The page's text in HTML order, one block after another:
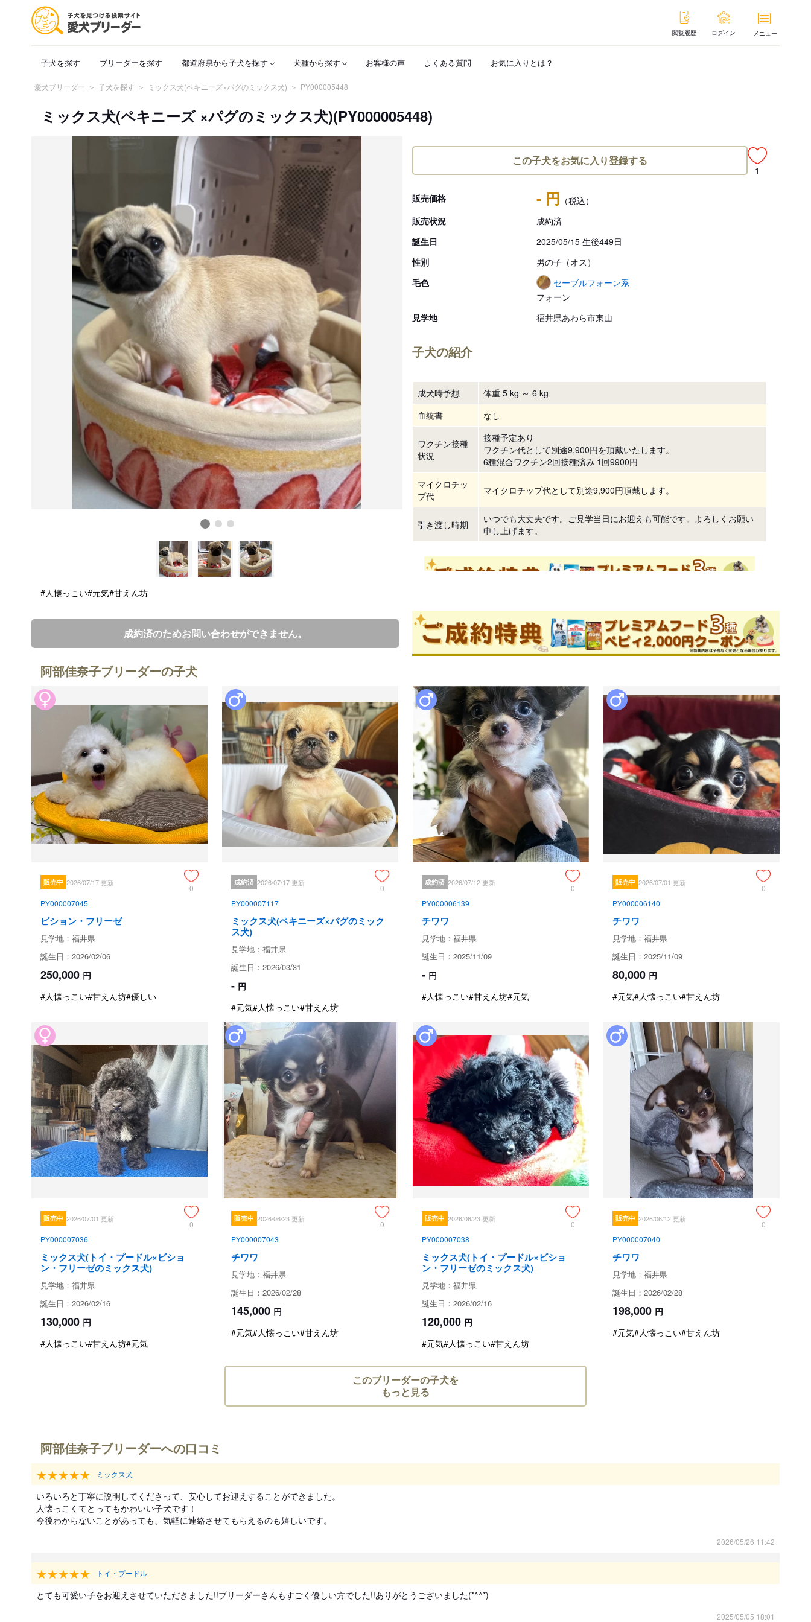
閲覧履歴 ログイン メニュー
子犬を探す ブリーダーを探す 都道府県から子犬を探す 犬種から探す お客様の声 よくある質問 お気に入りとは？
愛犬ブリーダー 子犬を探す ミックス犬(ペキニーズ×パグのミックス犬) PY000005448
ミックス犬(ペキニーズ ×パグのミックス犬)(PY000005448)
#人懐っこい#元気#甘えん坊
この子犬をお気に入り登録する
1
販売価格 - 円 （税込）
販売状況
成約済
誕生日
2025/05/15 生後449日
性別
男の子（オス）
毛色
セーブルフォーン系
フォーン
見学地
福井県あわら市東山
子犬の紹介
成犬時予想
体重 5 kg ～ 6 kg
血統書
なし
ワクチン接種
状況
接種予定あり
ワクチン代として別途9,900円を頂戴いたします。
6種混合ワクチン2回接種済み 1回9900円
マイクロチッ
プ代
マイクロチップ代として別途9,900円頂戴します。
引き渡し時期
いつでも大丈夫です。ご見学当日にお迎えも可能です。よろしくお願い
申し上げます。
成約済のためお問い合わせができません。
阿部佳奈子ブリーダー
口コミ3件
このブリーダーの詳細
わんこたちのことをいちばんに考え、広いサークル、広いランでのびの
びと過ごしております。
ブリーダーからの紹介文
かわいいペキパグくんです。フォーンの男の子！
人懐っこく、元気いっぱいな男の子です。
とっても良い子です。よろしくお願い申し上げます。
成約済のためお問い合わせができません。
保証とサポート
生体保証内容
感染症で万が一亡くなった場合は1週間、先天性異常の場合は1ヶ月間の保証があります。
引き渡し後のサポート
電話やLINE等でいつでもご相談してください。
見学、受け渡しについて
犬舎所在地 福井県あわら市東山
クレジット（VISA.JCB.マスターカード.アメックス）
予約金
一律50000円ご入金いただいてます。お客さまご都合のキャ
ンセル時は返金できかねます。
見学についての注意事項
前日までにご予約お願い致します。ご見学前の他店、ショップ、ブリーダー様の立ち寄りは感
染対策のためご遠慮ください。
引き渡し時期についての注意事項
道犬、四国犬）に限り生後49日を経過していれば販売、引渡しができるものとする特例
子犬のお迎えにあたっては、2020年6月1日より改正された動物愛護管理法第21条の4に
ことが義務付けられております。
必ず事業所にて見学・対面を行った上、お迎えいただきますよう、お願いいたします。
成約済のためお問い合わせができません。
阿部佳奈子ブリーダーの子犬
販売中 2026/07/17 更新
0
PY000007045
ビション・フリーゼ
見学地：福井県
誕生日：2026/02/06
250,000 円
#人懐っこい#甘えん坊#優しい
成約済 2026/07/17 更新
0
PY000007117
ミックス犬(ペキニーズ×パグのミック
ス犬)
見学地：福井県
誕生日：2026/03/31
- 円
#元気#人懐っこい#甘えん坊
成約済 2026/07/12 更新
0
PY000006139
チワワ
見学地：福井県
誕生日：2025/11/09
- 円
#人懐っこい#甘えん坊#元気
販売中 2026/07/01 更新
0
PY000006140
チワワ
見学地：福井県
誕生日：2025/11/09
80,000 円
#元気#人懐っこい#甘えん坊
販売中 2026/07/01 更新
0
PY000007036
ミックス犬(トイ・プードル×ビショ
ン・フリーゼのミックス犬)
見学地：福井県
誕生日：2026/02/16
130,000 円
#人懐っこい#甘えん坊#元気
販売中 2026/06/23 更新
0
PY000007043
チワワ
見学地：福井県
誕生日：2026/02/28
145,000 円
#元気#人懐っこい#甘えん坊
販売中 2026/06/23 更新
0
PY000007038
ミックス犬(トイ・プードル×ビショ
ン・フリーゼのミックス犬)
見学地：福井県
誕生日：2026/02/16
120,000 円
#元気#人懐っこい#甘えん坊
販売中 2026/06/12 更新
0
PY000007040
チワワ
見学地：福井県
誕生日：2026/02/28
198,000 円
#元気#人懐っこい#甘えん坊
このブリーダーの子犬を
もっと見る
阿部佳奈子ブリーダーへの口コミ
★★★★★ ミックス犬
いろいろと丁寧に説明してくださって、安心してお迎えすることができました。
人懐っこくてとってもかわいい子犬です！
今後わからないことがあっても、気軽に連絡させてもらえるのも嬉しいです。
2026/05/26 11:42
★★★★★ トイ・プードル
とても可愛い子をお迎えさせていただきました!!ブリーダーさんもすごく優しい方でした!!ありがとうございました(*^^*)
2025/05/05 18:01